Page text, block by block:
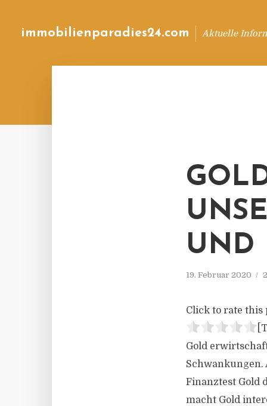
immobilienparadies24.com Aktuelle
UND
19. Februar 2020
Click to rate this
Gold
Schwankungen.
Finanztest Gold
macht Gold